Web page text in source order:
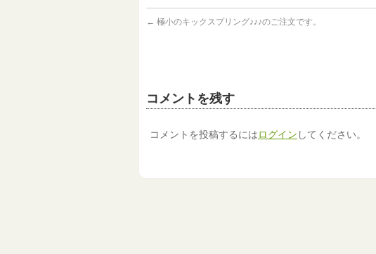
← 極小のキックスプリング♪♪♪のご注文です。
コメントを残す
コメントを投稿するにはログイン してください。